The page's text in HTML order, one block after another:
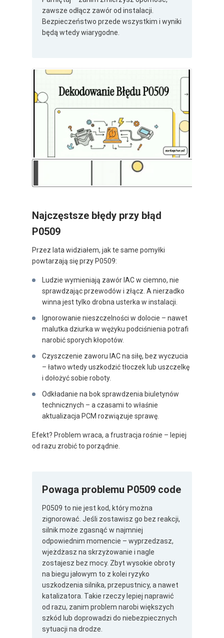
zawsze odłącz zawór od instalacji.
Bezpieczeństwo przede wszystkim i wyniki
będą wtedy wiarygodne.
Najczęstsze błędy przy błąd
P0509
Przez lata widziałem, jak te same pomyłki
powtarzają się przy P0509:
Ludzie wymieniają zawór IAC w ciemno, nie
sprawdzając przewodów i złącz. A nierzadko
winna jest tylko drobna usterka w instalacji.
Ignorowanie nieszczelności w dolocie – nawet
malutka dziurka w wężyku podciśnienia potrafi
narobić sporych kłopotów.
Czyszczenie zaworu IAC na siłę, bez wyczucia
– łatwo wtedy uszkodzić tłoczek lub uszczelkę
i dołożyć sobie roboty.
Odkładanie na bok sprawdzenia biuletynów
technicznych – a czasami to właśnie
aktualizacja PCM rozwiązuje sprawę.
Efekt? Problem wraca, a frustracja rośnie – lepiej
od razu zrobić to porządnie.
Powaga problemu P0509 code
P0509 to nie jest kod, który można
zignorować. Jeśli zostawisz go bez reakcji,
silnik może zgasnąć w najmniej
odpowiednim momencie – wyprzedzasz,
wjeżdżasz na skrzyżowanie i nagle
zostajesz bez mocy. Zbyt wysokie obroty
na biegu jałowym to z kolei ryzyko
uszkodzenia silnika, przepustnicy, a nawet
katalizatora. Takie rzeczy lepiej naprawić
od razu, zanim problem narobi większych
szkód lub doprowadzi do niebezpiecznych
sytuacji na drodze.